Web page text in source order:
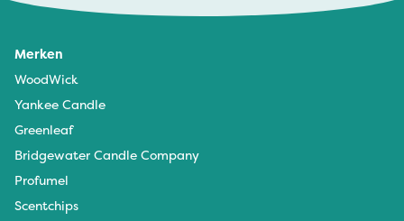
Merken
WoodWick
Yankee Candle
Greenleaf
Bridgewater Candle Company
Profumel
Scentchips